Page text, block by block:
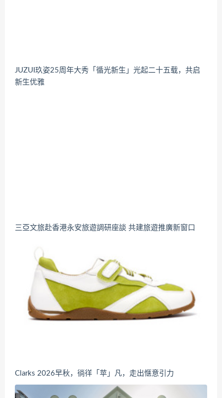
JUZUI玖姿25周年大秀「循光新生」光起二十五载，共启
新生优雅
三亞文旅赴香港永安旅遊調研座談 共建旅遊推廣新窗口
Clarks 2026早秋，徜徉「苹」凡，走出惬意引力